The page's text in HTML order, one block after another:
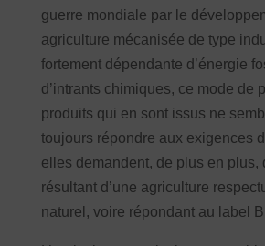
guerre mondiale par le
agriculture mécanisée de type
fortement dépendante d’énergie
d’intrants chimiques, ce mode de
produits qui en sont issus ne
toujours répondre aux exigences
elles demandent, de plus en plus,
résultant d’une agriculture
naturel, voire répondant au label